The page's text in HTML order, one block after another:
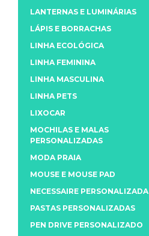
LANTERNAS E LUMINÁRIAS
LÁPIS E BORRACHAS
LINHA ECOLÓGICA
LINHA FEMININA
LINHA MASCULINA
LINHA PETS
LIXOCAR
MOCHILAS E MALAS
PERSONALIZADAS
MODA PRAIA
MOUSE E MOUSE PAD
NECESSAIRE PERSONALIZADA
PASTAS PERSONALIZADAS
PEN DRIVE PERSONALIZADO